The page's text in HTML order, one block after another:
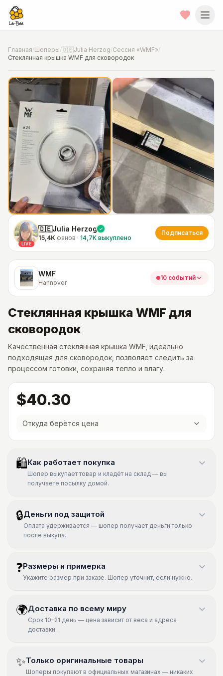
Главная/Шоперы/🇩🇪Julia Herzog/Сессия «WMF»/
Стеклянная крышка WMF для сковородок
📍Фото от шопера Hannover
LIVE
🇩🇪Julia Herzog
15,4K фанов · 14,7K выкуплено
Подписаться
WMF
Hannover
10 событий
Стеклянная крышка WMF для
сковородок
Качественная стеклянная крышка WMF, идеально
подходящая для сковородок, позволяет следить за
процессом готовки, сохраняя тепло и влагу.
$40.30
Откуда берётся цена
🛍Как работает покупка
Шопер выкупает товар и кладёт на склад — вы
получаете посылку домой.
🔒Деньги под защитой
Оплата удерживается — шопер получает деньги только
после выкупа.
❓Размеры и примерка
Укажите размер при заказе. Шопер уточнит, если нужно.
🌍Доставка по всему миру
Срок 10–21 день — цена зависит от веса и адреса
доставки.
✨Только оригинальные товары
Шоперы покупают в официальных магазинах — никаких